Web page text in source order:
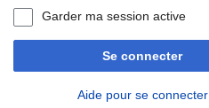
Garder ma session active
Se connecter
Aide pour se connecter